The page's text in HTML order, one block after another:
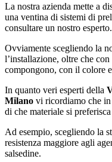
La nostra azienda mette a
una ventina di sistemi di
consultare un nostro esperto.
Ovviamente scegliendo la
l’installazione, oltre che
compongono, con il colore
In quanto veri esperti della
Milano vi ricordiamo che in
di che materiale si
Ad esempio, scegliendo la
resistenza maggiore agli
salsedine.